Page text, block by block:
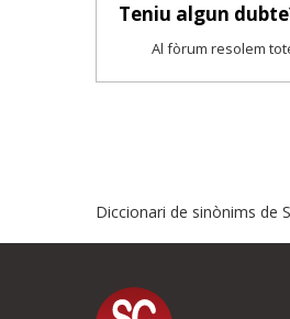
Teniu algun
Al fòrum resolem
Proposeu-
Diccionari de sinònims de